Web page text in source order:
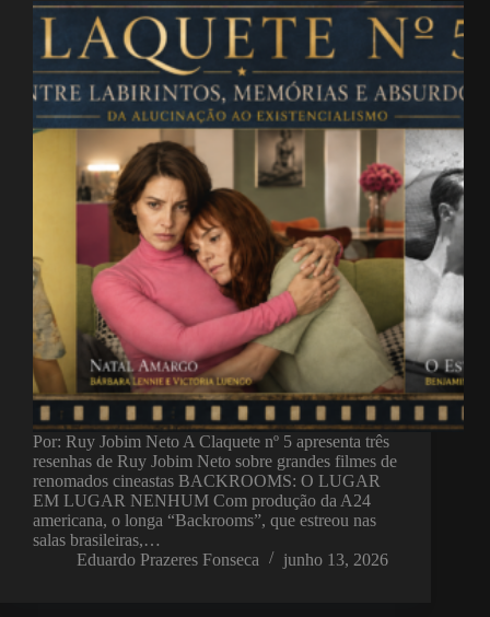
Por: Ruy Jobim Neto A Claquete nº 5 apresenta três
resenhas de Ruy Jobim Neto sobre grandes filmes de
renomados cineastas BACKROOMS: O LUGAR
EM LUGAR NENHUM Com produção da A24
americana, o longa “Backrooms”, que estreou nas
salas brasileiras,…
Eduardo Prazeres Fonseca
junho 13, 2026